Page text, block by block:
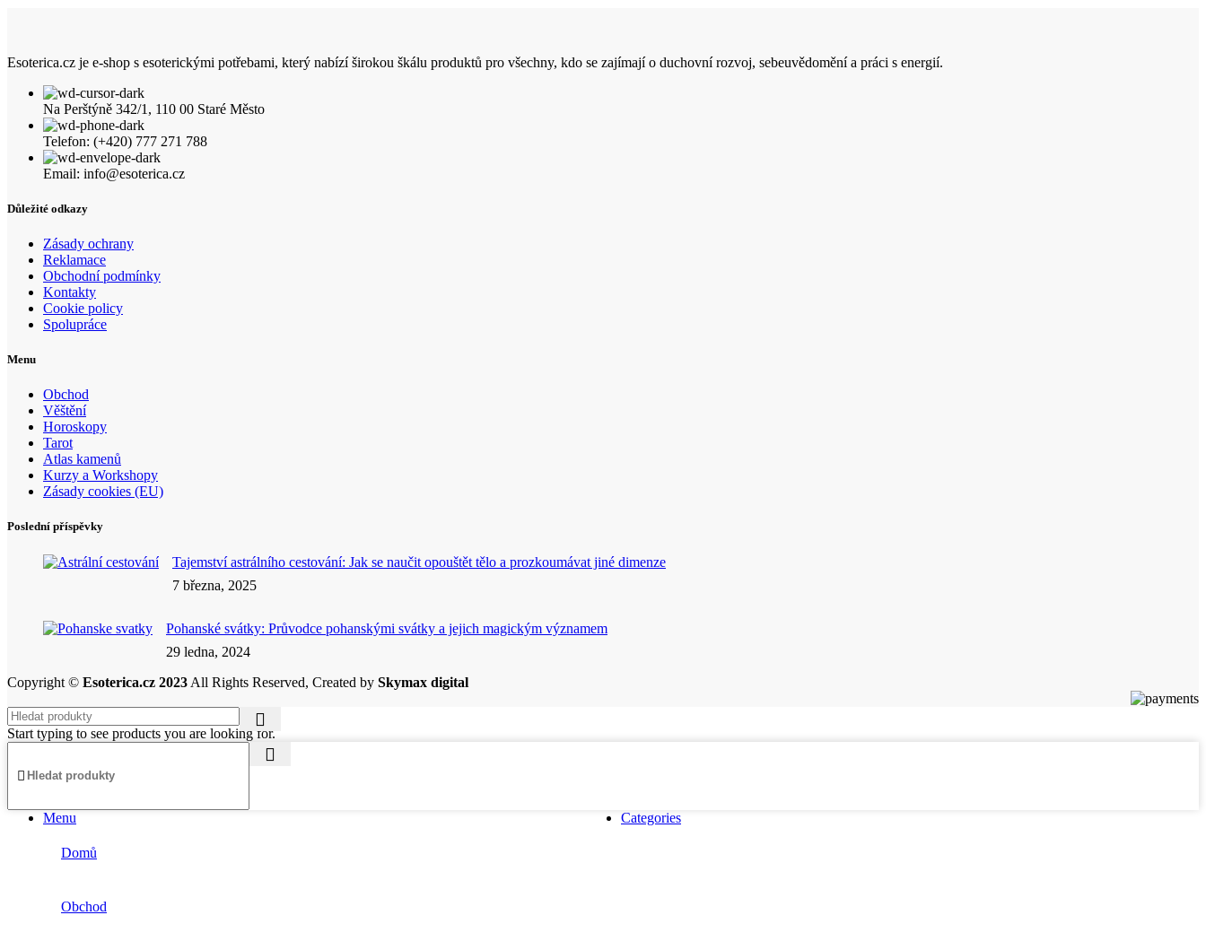
Esoterica.cz je e-shop s esoterickými potřebami, který nabízí širokou škálu produktů pro všechny, kdo se zajímají o duchovní rozvoj, sebeuvědomění a práci s energií.
Na Perštýně 342/1, 110 00 Staré Město
Telefon: (+420) 777 271 788
Email: info@esoterica.cz
Důležité odkazy
Zásady ochrany
Reklamace
Obchodní podmínky
Kontakty
Cookie policy
Spolupráce
Menu
Obchod
Věštění
Horoskopy
Tarot
Atlas kamenů
Kurzy a Workshopy
Zásady cookies (EU)
Poslední příspěvky
Tajemství astrálního cestování: Jak se naučit opouštět tělo a prozkoumávat jiné dimenze
7 března, 2025
Pohanské svátky: Průvodce pohanskými svátky a jejich magickým významem
29 ledna, 2024
Copyright © Esoterica.cz 2023 All Rights Reserved, Created by Skymax digital
Start typing to see products you are looking for.
Menu Categories
Domů
Obchod